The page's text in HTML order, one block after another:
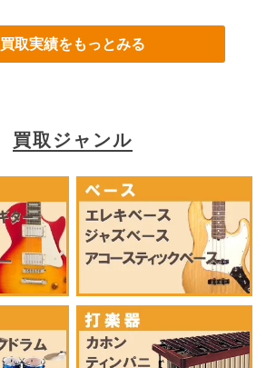
買取実績をもっとみる
買取ジャンル